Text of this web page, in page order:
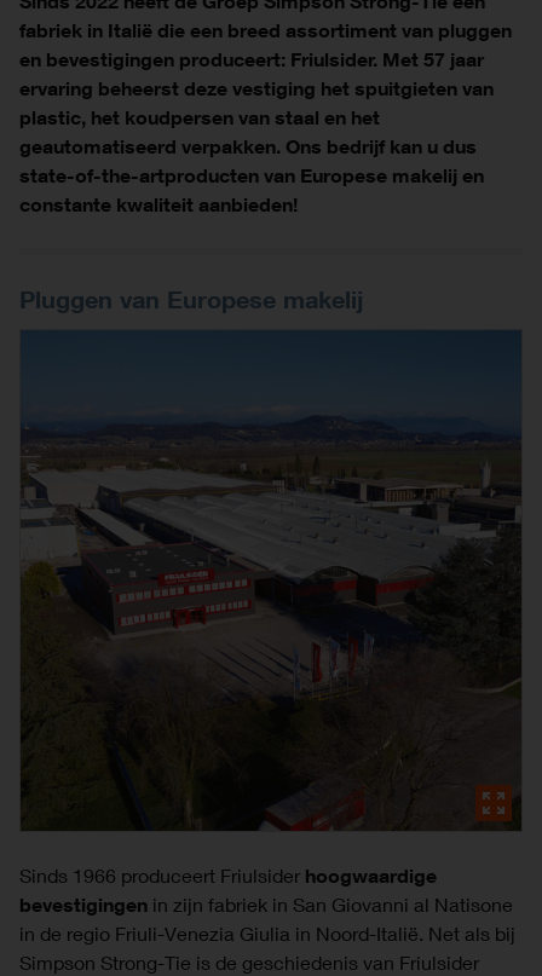
fabriek in Italië die een breed assortiment van pluggen
en bevestigingen produceert: Friulsider. Met 57 jaar
ervaring beheerst deze vestiging het spuitgieten van
plastic, het koudpersen van staal en het
geautomatiseerd verpakken. Ons bedrijf kan u dus
state-of-the-artproducten van Europese makelij en
constante kwaliteit aanbieden!
Pluggen van Europese makelij
Sinds 1966 produceert Friulsider hoogwaardige
bevestigingen in zijn fabriek in San Giovanni al Natisone
in de regio Friuli-Venezia Giulia in Noord-Italië. Net als bij
Simpson Strong-Tie is de geschiedenis van Friulsider